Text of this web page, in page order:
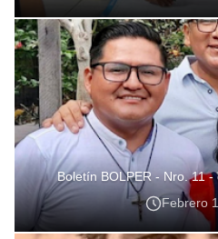
Boletín BOLPER - Nro. 11
Febrero